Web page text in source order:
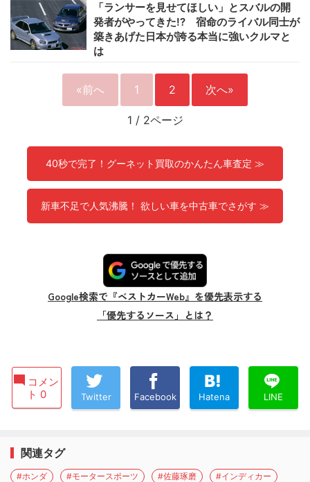
「ランサーを見せてほしい」とスバルの開
発者がやってきた!? 宿命のライバル同士が
築きあげた日本が誇る本当に強いクルマと
は
«前へ 1 2 次へ»
1 / 2ページ
40秒で完了！グーネット買取のかんたん車査定 ≫
新車不足で人気沸騰！ 欲しい車を中古車でさがす ≫
Google検索で『ベストカーWeb』を優先表示する
「優先するソース」とは？
コメン
ト 0
Twitter Facebook Hatena LINE
関連タグ
#ホンダ #モータースポーツ #佐藤琢磨 #インディカー